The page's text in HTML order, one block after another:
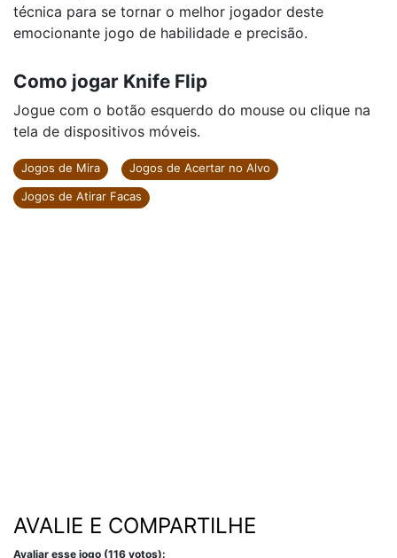
técnica para se tornar o melhor jogador deste
emocionante jogo de habilidade e precisão.
Como jogar Knife Flip
Jogue com o botão esquerdo do mouse ou clique na
tela de dispositivos móveis.
Jogos de Mira
Jogos de Acertar no Alvo
Jogos de Atirar Facas
AVALIE E COMPARTILHE
Avaliar esse jogo (116 votos):